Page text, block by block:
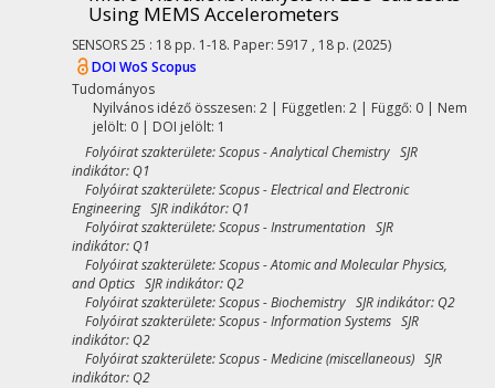
Using MEMS Accelerometers
SENSORS25 : 18 pp. 1-18. Paper: 5917 , 18 p. (2025)
DOIWoS Scopus
Tudományos
Nyilvános idéző összesen: 2| Független: 2 | Függő: 0 | Nem
jelölt: 0 | DOI jelölt: 1
Folyóirat szakterülete: Scopus - Analytical Chemistry SJR
indikátor: Q1
Folyóirat szakterülete: Scopus - Electrical and Electronic
Engineering SJR indikátor: Q1
Folyóirat szakterülete: Scopus - Instrumentation SJR
indikátor: Q1
Folyóirat szakterülete: Scopus - Atomic and Molecular Physics,
and Optics SJR indikátor: Q2
Folyóirat szakterülete: Scopus - Biochemistry SJR indikátor: Q2
Folyóirat szakterülete: Scopus - Information Systems SJR
indikátor: Q2
Folyóirat szakterülete: Scopus - Medicine (miscellaneous) SJR
indikátor: Q2